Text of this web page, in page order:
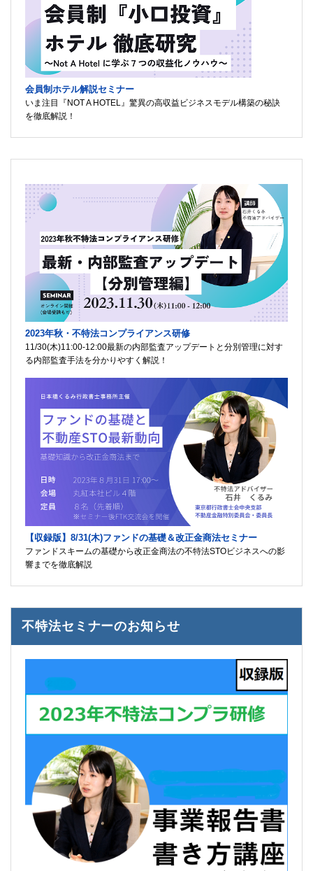
会員制ホテル解説セミナー
いま注目『NOT A HOTEL』驚異の高収益ビジネスモデル構築の秘訣
を徹底解説！
2023年秋・不特法コンプライアンス研修
11/30(木)11:00-12:00最新の内部監査アップデートと分別管理に対す
る内部監査手法を分かりやすく解説！
【収録版】8/31(木)ファンドの基礎＆改正金商法セミナー
ファンドスキームの基礎から改正金商法の不特法STOビジネスへの影
響までを徹底解説
不特法セミナーのお知らせ